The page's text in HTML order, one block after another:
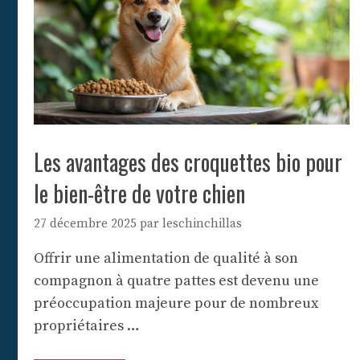
Les avantages des croquettes bio pour
le bien-être de votre chien
27 décembre 2025 par leschinchillas
Offrir une alimentation de qualité à son
compagnon à quatre pattes est devenu une
préoccupation majeure pour de nombreux
propriétaires …